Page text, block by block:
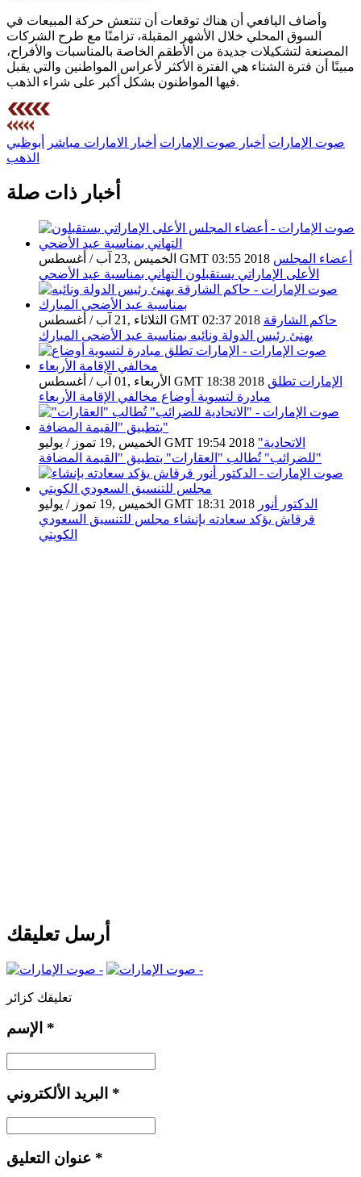
وأضاف اليافعي أن هناك توقعات أن تنتعش حركة المبيعات في
السوق المحلي خلال الأشهر المقبلة، تزامنًا مع طرح الشركات
المصنعة لتشكيلات جديدة من الأطقم الخاصة بالمناسبات والأفراح،
مبينًا أن فترة الشتاء هي الفترة الأكثر لأعراس المواطنين والتي يقبل
فيها المواطنون بشكل أكبر على شراء الذهب.
صوت الإمارات أخبار صوت الإمارات أخبار الامارات مباشر
أبوظبي
الذهب
أخبار ذات صلة
الخميس ,23 آب / أغسطس GMT 03:55 2018 أعضاء المجلس
الأعلى الإماراتي يستقبلون التهاني بمناسبة عيد الأضحي
الثلاثاء ,21 آب / أغسطس GMT 02:37 2018 حاكم الشارقة
يهنئ رئيس الدولة ونائبه بمناسبة عيد الأضحى المبارك
الأربعاء ,01 آب / أغسطس GMT 18:38 2018 الإمارات تطلق
مبادرة لتسوية أوضاع مخالفي الإقامة الأربعاء
الخميس ,19 تموز / يوليو GMT 19:54 2018 "الاتحادية
للضرائب" تُطالب "العقارات" بتطبيق "القيمة المضافة"
الخميس ,19 تموز / يوليو GMT 18:31 2018 الدكتور أنور
قرقاش يؤكد سعادته بإنشاء مجلس للتنسيق السعودي
الكويتي
أرسل تعليقك
تعليقك كزائر
*
*
*